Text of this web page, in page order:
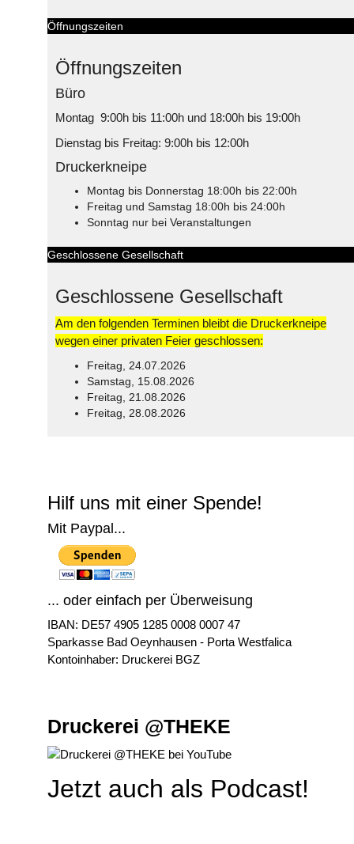
Öffnungszeiten
Öffnungszeiten
Büro
Montag 9:00h bis 11:00h und 18:00h bis 19:00h
Dienstag bis Freitag: 9:00h bis 12:00h
Druckerkneipe
Montag bis Donnerstag 18:00h bis 22:00h
Freitag und Samstag 18:00h bis 24:00h
Sonntag nur bei Veranstaltungen
Geschlossene Gesellschaft
Geschlossene Gesellschaft
Am den folgenden Terminen bleibt die Druckerkneipe
wegen einer privaten Feier geschlossen:
Freitag, 24.07.2026
Samstag, 15.08.2026
Freitag, 21.08.2026
Freitag, 28.08.2026
Hilf uns mit einer Spende!
Mit Paypal...
... oder einfach per Überweisung
IBAN: DE57 4905 1285 0008 0007 47
Sparkasse Bad Oeynhausen - Porta Westfalica
Kontoinhaber: Druckerei BGZ
Druckerei @THEKE
Jetzt auch als Podcast!